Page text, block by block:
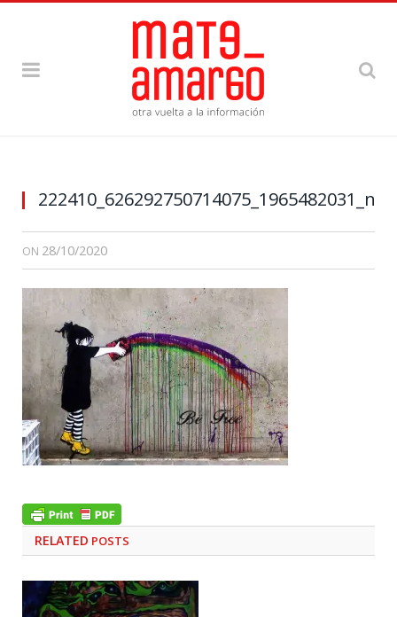
222410_626292750714075_1965482031_n
ON 28/10/2020
RELATED POSTS